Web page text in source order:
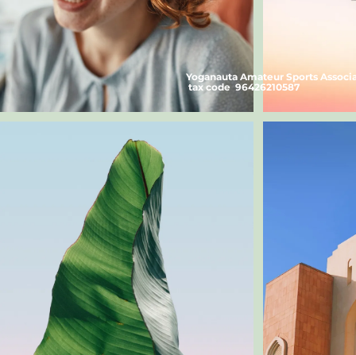
Yoganauta Amateur Sports
tax code 96426210587